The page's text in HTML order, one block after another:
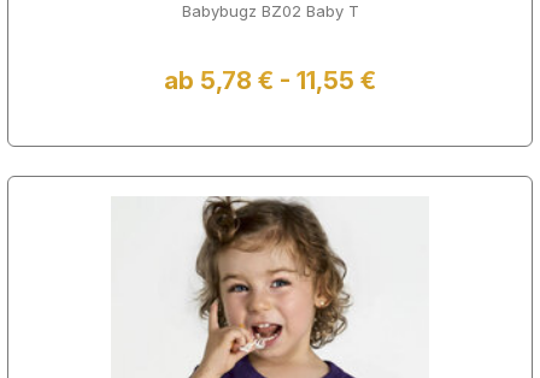
Babybugz BZ02 Baby T
ab 5,78 € - 11,55 €